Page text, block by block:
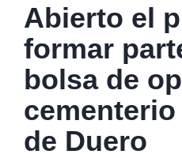
Abierto el
formar
bolsa de
de Duero